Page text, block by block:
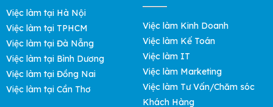
Việc làm tại Hà Nội
Việc làm tại TPHCM
Việc làm tại Đà Nẵng
Việc làm tại Bình Dương
Việc làm tại Đồng Nai
Việc làm tại Cần Thơ
Việc làm Kinh Doanh
Việc làm Kế Toán
Việc làm IT
Việc làm Marketing
Việc làm Tư Vấn/Chăm sóc
Khách Hàng